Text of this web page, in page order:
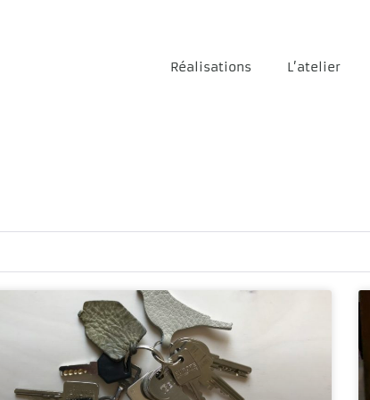
Réalisations L’atelier